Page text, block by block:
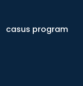
casus program